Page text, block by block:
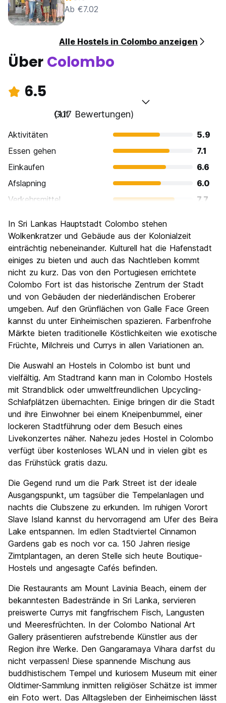
Ab €7.02
Alle Hostels in Colombo anzeigen
Über Colombo
6.5
Gut
(117 Bewertungen)
Aktivitäten
5.9
Essen gehen
7.1
Einkaufen
6.6
Afslapning
6.0
Verkehrsmittel
7.7
Kultur
Nachtleben / Party
5.7
Preis-Leistungsverhältnis
6.9
In Sri Lankas Hauptstadt Colombo stehen
Wolkenkratzer und Gebäude aus der Kolonialzeit
einträchtig nebeneinander. Kulturell hat die Hafenstadt
einiges zu bieten und auch das Nachtleben kommt
nicht zu kurz. Das von den Portugiesen errichtete
Colombo Fort ist das historische Zentrum der Stadt
und von Gebäuden der niederländischen Eroberer
umgeben. Auf den Grünflächen von Galle Face Green
kannst du unter Einheimischen spazieren. Farbenfrohe
Märkte bieten traditionelle Köstlichkeiten wie exotische
Früchte, Milchreis und Currys in allen Variationen an.
Die Auswahl an Hostels in Colombo ist bunt und
vielfältig. Am Stadtrand kann man in Colombo Hostels
mit Strandblick oder umweltfreundlichen Upcycling-
Schlafplätzen übernachten. Einige bringen dir die Stadt
und ihre Einwohner bei einem Kneipenbummel, einer
lockeren Stadtführung oder dem Besuch eines
Livekonzertes näher. Nahezu jedes Hostel in Colombo
verfügt über kostenloses WLAN und in vielen gibt es
das Frühstück gratis dazu.
Die Gegend rund um die Park Street ist der ideale
Ausgangspunkt, um tagsüber die Tempelanlagen und
nachts die Clubszene zu erkunden. Im ruhigen Vorort
Slave Island kannst du hervorragend am Ufer des Beira
Lake entspannen. Im edlen Stadtviertel Cinnamon
Gardens gab es noch vor ca. 150 Jahren riesige
Zimtplantagen, an deren Stelle sich heute Boutique-
Hostels und angesagte Cafés befinden.
Die Restaurants am Mount Lavinia Beach, einem der
bekanntesten Badestrände in Sri Lanka, servieren
preiswerte Currys mit fangfrischem Fisch, Langusten
und Meeresfrüchten. In der Colombo National Art
Gallery präsentieren aufstrebende Künstler aus der
Region ihre Werke. Den Gangaramaya Vihara darfst du
nicht verpassen! Diese spannende Mischung aus
buddhistischem Tempel und kuriosem Museum mit einer
Oldtimer-Sammlung inmitten religiöser Schätze ist immer
ein Foto wert. Das Alltagsleben der Einheimischen lässt